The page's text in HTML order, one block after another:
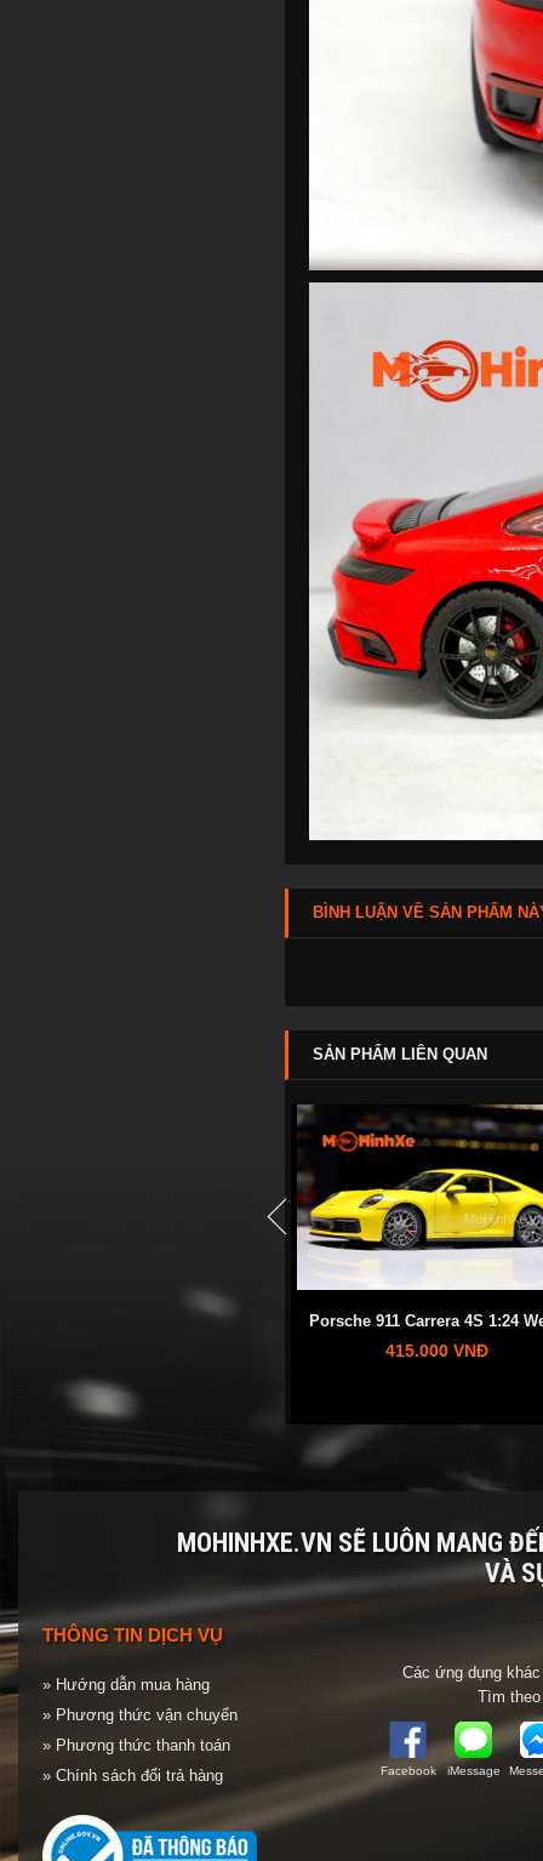
BÌNH LUẬN VỀ SẢN PHẨM
SẢN PHẨM LIÊN QUAN
Mitsubishi Lancer Evolution 1:24
Porsche 911 Carrera 4S 1:24
415.000 VNĐ
prev
MOHINHXE.VN SẼ LUÔN MANG
VÀ
THÔNG TIN DỊCH VỤ
» Hướng dẫn mua hàng
» Phương thức vận chuyển
» Phương thức thanh toán
» Chính sách đổi trả hàng
Các ứng dụng
Tìm
Facebook iMessage